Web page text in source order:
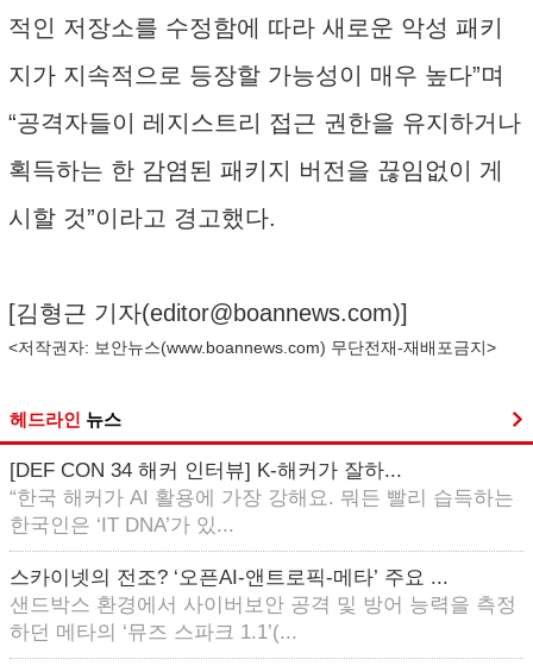
적인 저장소를 수정함에 따라 새로운 악성 패키
지가 지속적으로 등장할 가능성이 매우 높다”며
“공격자들이 레지스트리 접근 권한을 유지하거나
획득하는 한 감염된 패키지 버전을 끊임없이 게
시할 것”이라고 경고했다.
[김형근 기자(editor@boannews.com)]
<저작권자: 보안뉴스(www.boannews.com) 무단전재-재배포금지>
헤드라인 뉴스
[DEF CON 34 해커 인터뷰] K-해커가 잘하...
“한국 해커가 AI 활용에 가장 강해요. 뭐든 빨리 습득하는
한국인은 ‘IT DNA’가 있...
스카이넷의 전조? ‘오픈AI-앤트로픽-메타’ 주요 ...
샌드박스 환경에서 사이버보안 공격 및 방어 능력을 측정
하던 메타의 ‘뮤즈 스파크 1.1’(...